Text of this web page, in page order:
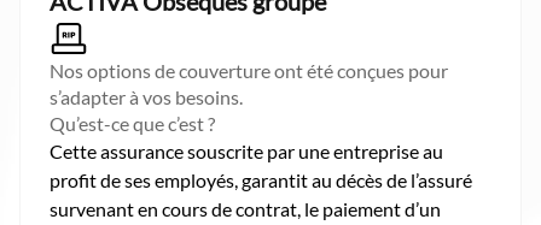
Nos options de couverture ont été conçues pour
s’adapter à vos besoins.
Qu’est-ce que c’est ?
Cette assurance souscrite par une entreprise au
profit de ses employés, garantit au décès de l’assuré
survenant en cours de contrat, le paiement d’un